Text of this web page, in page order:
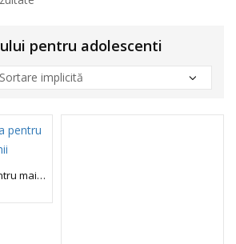
pentru adolescenti
Crema hidratanta pentru maini si unghii, cu parfum de cirese, Cerise, Inuwet, 60 ml